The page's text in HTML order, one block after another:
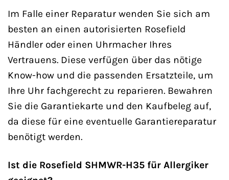
Im Falle einer Reparatur wenden Sie sich am
besten an einen autorisierten Rosefield
Händler oder einen Uhrmacher Ihres
Vertrauens. Diese verfügen über das nötige
Know-how und die passenden Ersatzteile, um
Ihre Uhr fachgerecht zu reparieren. Bewahren
Sie die Garantiekarte und den Kaufbeleg auf,
da diese für eine eventuelle Garantiereparatur
benötigt werden.
Ist die Rosefield SHMWR-H35 für Allergiker